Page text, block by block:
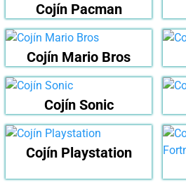
Cojín Pacman
Cojín Mario Bros
Cojín Sonic
Cojín Playstation